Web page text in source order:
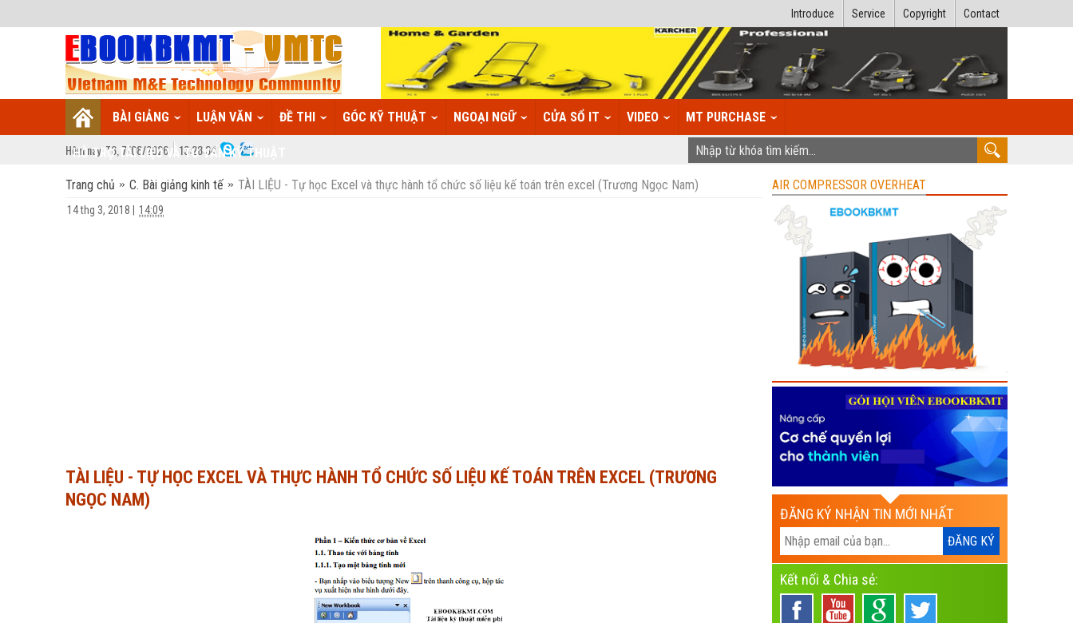
Contact
Copyright
Service
Introduce
BÀI GIẢNG LUẬN VĂN ĐỀ THI GÓC KỸ THUẬT NGOẠI NGỮ CỬA SỔ IT VIDEO MT PURCHASE
HỖ TRỢ TÀI LIỆU VÀ TƯ VẤN KỸ THUẬT
Hôm nay: T6, 7/08/2026 13:28:35
Trang chủ C. Bài giảng kinh tế TÀI LIỆU - Tự học Excel và thực hành tổ chức số liệu kế toán trên excel (Trương Ngọc Nam)
14 thg 3, 2018 14:09
TÀI LIỆU - TỰ HỌC EXCEL VÀ THỰC HÀNH TỔ CHỨC SỐ LIỆU KẾ TOÁN TRÊN EXCEL (TRƯƠNG
NGỌC NAM)
AIR COMPRESSOR OVERHEAT
ĐĂNG KÝ NHẬN TIN MỚI NHẤT
Kết nối & Chia sẻ: